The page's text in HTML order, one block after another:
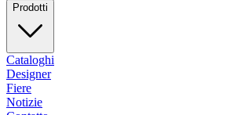
Prodotti
Cataloghi
Designer
Fiere
Notizie